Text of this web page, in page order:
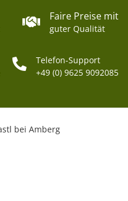
Faire Preise mit
guter Qualität
Telefon-Support
+49 (0) 9625 9092085
bei Amberg